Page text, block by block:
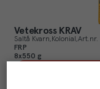
Vetekross KRAV
Saltå Kvarn Kolonial Art.nr.
FRP
8x550 g